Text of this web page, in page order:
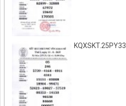
KQXSKT.25PY33